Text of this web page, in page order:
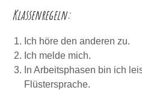
Klassenregeln:
Ich höre den anderen zu.
Ich melde mich.
In Arbeitsphasen bin ich
Flüstersprache.